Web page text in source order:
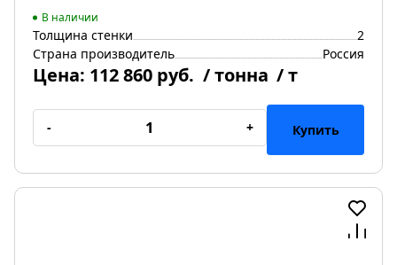
В наличии
Толщина стенки
2
Страна производитель
Россия
Цена: 112 860 руб. / тонна / т
- + Купить